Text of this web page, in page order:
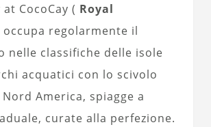
CocoCay ( Royal
occupa regolarmente il
nelle classifiche delle isole
acquatici con lo scivolo
America, spiagge a
curate alla perfezione.